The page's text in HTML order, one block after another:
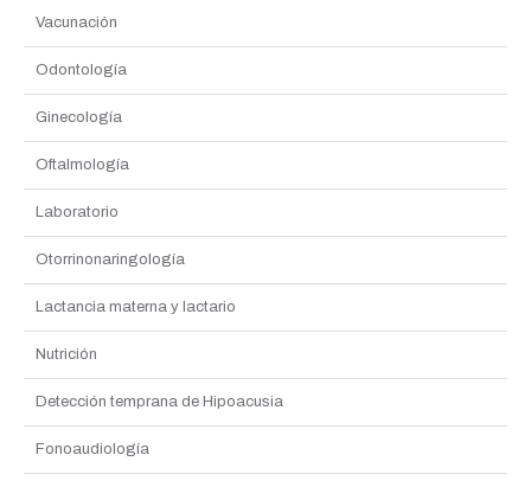
Vacunación
Odontología
Ginecología
Oftalmología
Laboratorio
Otorrinonaringología
Lactancia materna y lactario
Nutrición
Detección temprana de Hipoacusia
Fonoaudiología